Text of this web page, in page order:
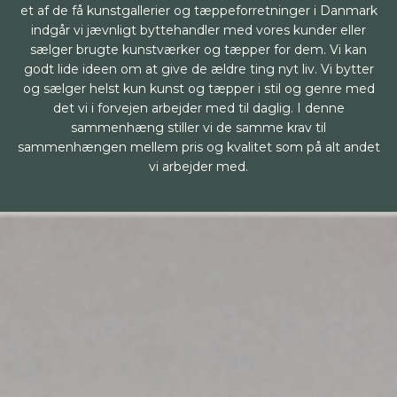
et af de få kunstgallerier og tæppeforretninger i Danmark
indgår vi jævnligt byttehandler med vores kunder eller
sælger brugte kunstværker og tæpper for dem. Vi kan
godt lide ideen om at give de ældre ting nyt liv. Vi bytter
og sælger helst kun kunst og tæpper i stil og genre med
det vi i forvejen arbejder med til daglig. I denne
sammenhæng stiller vi de samme krav til
sammenhængen mellem pris og kvalitet som på alt andet
vi arbejder med.